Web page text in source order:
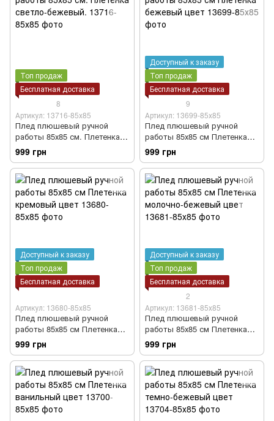
Топ продаж
Бесплатная доставка
8
Артикул: 13716-85х85
Плед плюшевый ручной
работы 85х85 см. Плетенка
светло-бежевый.
999 грн
Доступный к заказу
Топ продаж
Бесплатная доставка
9
Артикул: 13699-85х85
Плед плюшевый ручной
работы 85х85 см Плетенка
бежевый цвет
999 грн
Доступный к заказу
Топ продаж
Бесплатная доставка
Артикул: 13680-85х85
Плед плюшевый ручной
работы 85х85 см Плетенка
кремовый цвет
999 грн
Доступный к заказу
Топ продаж
Бесплатная доставка
2
Артикул: 13681-85х85
Плед плюшевый ручной
работы 85х85 см Плетенка
молочно-бежевый цвет
999 грн